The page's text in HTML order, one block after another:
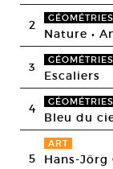
2
Nature •
3
Escaliers
4
Bleu du
5
ART
Hans-Jörg